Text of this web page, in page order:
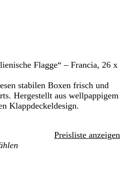
Flagge“ – Francia, 26 x
stabilen Boxen frisch und
Hergestellt aus wellpappigem
Klappdeckeldesign.
Preisliste anzeigen